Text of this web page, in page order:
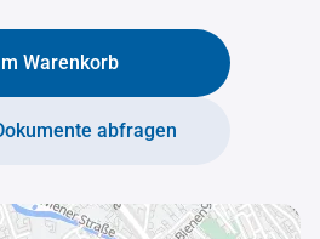
Warenkorb
abfragen